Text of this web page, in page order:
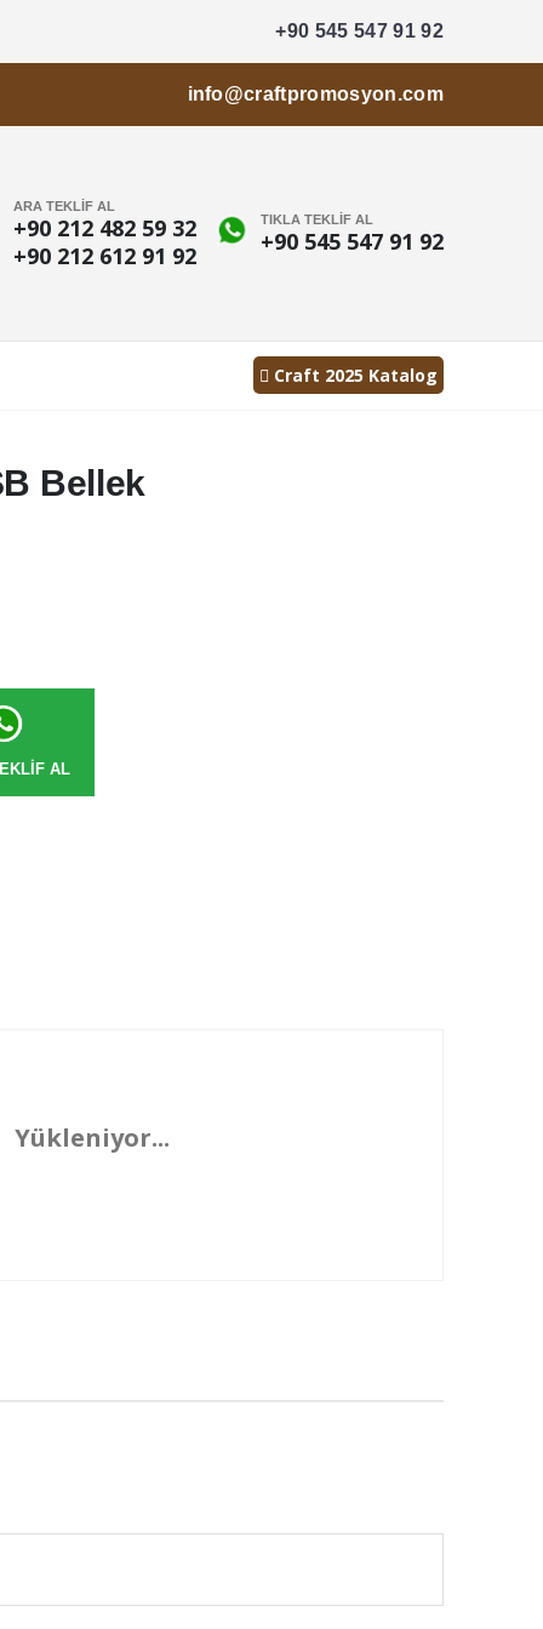
+90 545 547 91 92
info@craftpromosyon.com
ARA TEKLİF AL
+90 212 482 59 32
+90 212 612 91 92
TIKLA TEKLİF AL
+90 545 547 91 92
Craft 2025 Katalog
Bellek
AL
Yükleniyor...